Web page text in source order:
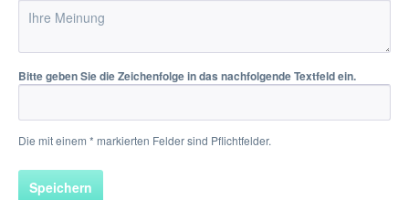
Bitte geben Sie die Zeichenfolge in das nachfolgende Textfeld ein.
Die mit einem * markierten Felder sind Pflichtfelder.
Speichern